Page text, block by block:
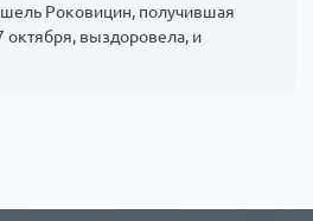
Роковицин, получившая
октября, выздоровела, и